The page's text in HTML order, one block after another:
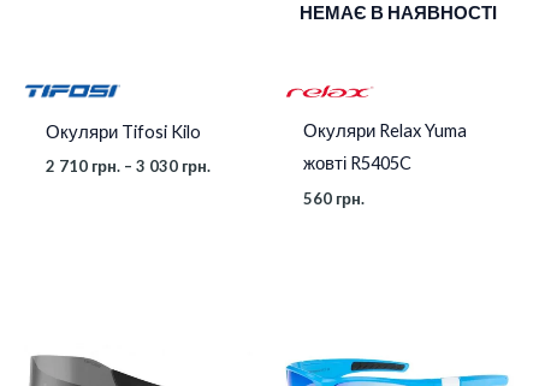
Окуляри Tifosi Kilo
2 710 грн. – 3 030 грн.
НЕМАЄ В НАЯВНОСТІ
Окуляри Relax Yuma
жовті R5405C
560 грн.